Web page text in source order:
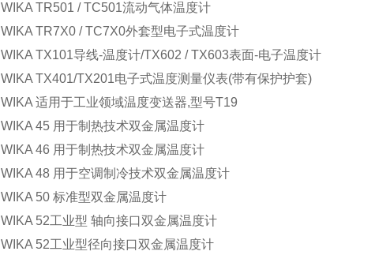
WIKA TR501 / TC501流动气体温度计
WIKA TR7X0 / TC7X0外套型电子式温度计
WIKA TX101导线-温度计/TX602 / TX603表面-电子温度计
WIKA TX401/TX201电子式温度测量仪表(带有保护护套)
WIKA 适用于工业领域温度变送器,型号T19
WIKA 45 用于制热技术双金属温度计
WIKA 46 用于制热技术双金属温度计
WIKA 48 用于空调制冷技术双金属温度计
WIKA 50 标准型双金属温度计
WIKA 52工业型 轴向接口双金属温度计
WIKA 52工业型径向接口双金属温度计